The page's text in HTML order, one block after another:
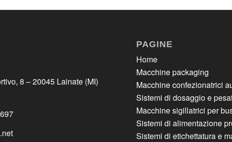
8 – 20045 Lainate (MI)
PAGINE
Home
Macchine packaging
Macchine confezionatrici
Sistemi di dosaggio e
Macchine sigillatrici per
Sistemi di alimentazione
Sistemi di etichettatura e